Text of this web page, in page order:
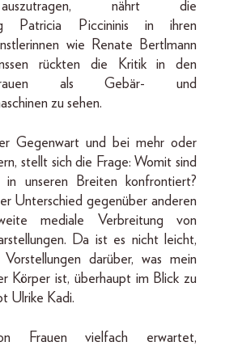
auszutragen, nährt die
Patricia Piccininis in ihren
wie Renate Bertlmann
rückten die Kritik in den
als Gebär- und
zu sehen.
Gegenwart und bei mehr oder
stellt sich die Frage: Womit sind
in unseren Breiten konfrontiert?
Unterschied gegenüber anderen
mediale Verbreitung von
Da ist es nicht leicht,
darüber, was mein
Körper ist, überhaupt im Blick zu
Ulrike Kadi.
Frauen vielfach erwartet,